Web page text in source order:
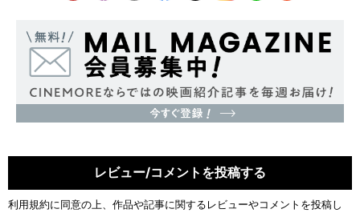
レビュー/コメントを投稿する
利用規約に同意の上、作品や記事に関するレビューやコメントを投稿し